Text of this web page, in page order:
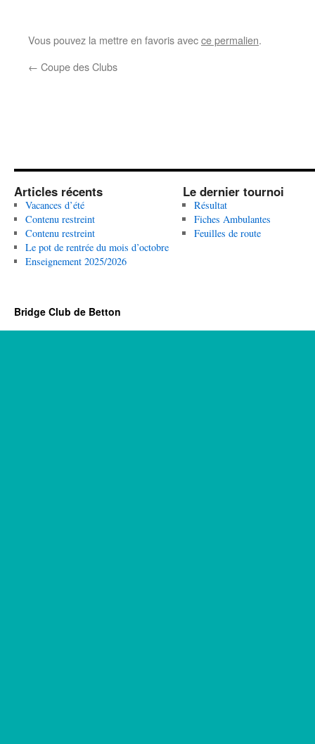
Vous pouvez la mettre en favoris avecce permalien.
← Coupe des Clubs
Articles récents
Vacances d’été
Contenu restreint
Contenu restreint
Le pot de rentrée du mois d’octobre
Enseignement 2025/2026
Le dernier tournoi
Résultat
Fiches Ambulantes
Feuilles de route
Bridge Club de Betton